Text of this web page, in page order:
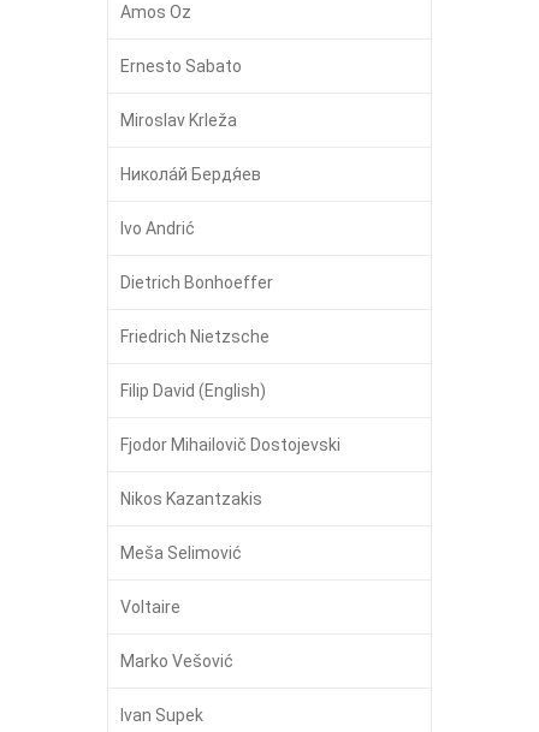
Amos Oz
Ernesto Sabato
Miroslav Krleža
Никола́й Бердя́ев
Ivo Andrić
Dietrich Bonhoeffer
Friedrich Nietzsche
Filip David (English)
Fjodor Mihailovič Dostojevski
Nikos Kazantzakis
Meša Selimović
Voltaire
Marko Vešović
Ivan Supek